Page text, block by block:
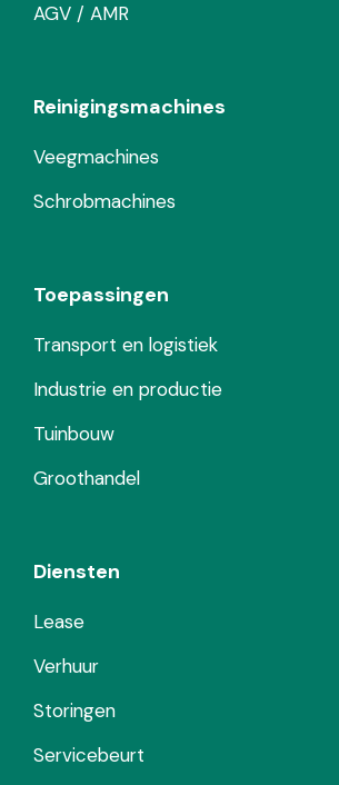
AGV / AMR
Reinigingsmachines
Veegmachines
Schrobmachines
Toepassingen
Transport en logistiek
Industrie en productie
Tuinbouw
Groothandel
Diensten
Lease
Verhuur
Storingen
Servicebeurt